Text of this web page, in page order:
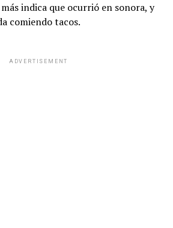
indica que ocurrió en sonora, y
comiendo tacos.
ADVERTISEMENT